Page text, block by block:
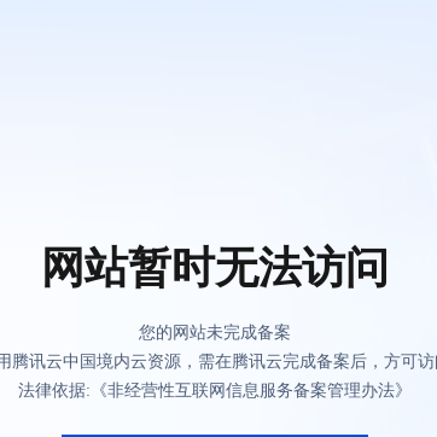
网站暂时无法访问
您的网站未完成备案
腾讯云中国境内云资源，需在腾讯云完成备案后，方可
法律依据:《非经营性互联网信息服务备案管理办法》